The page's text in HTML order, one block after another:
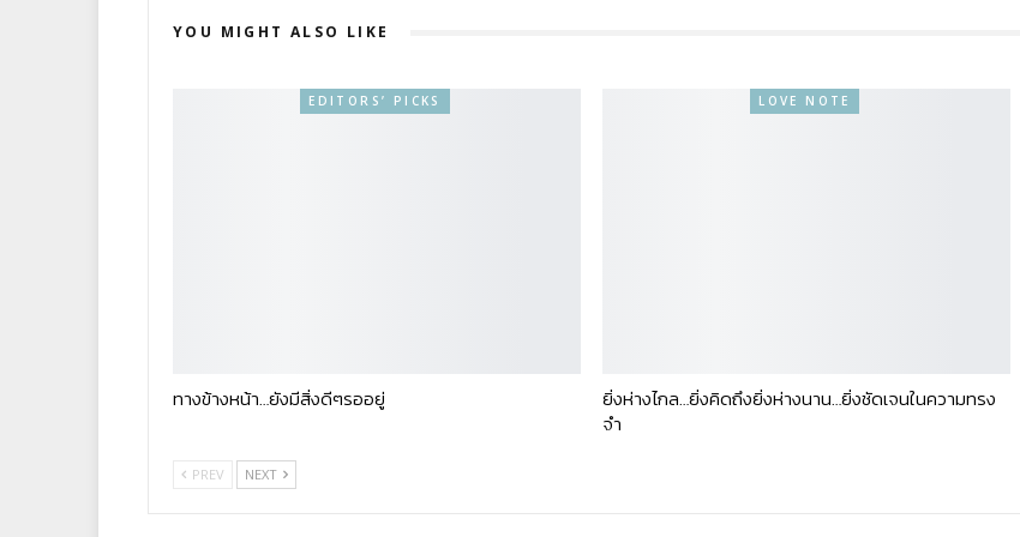
YOU MIGHT ALSO LIKE
EDITORS’ PICKS
ทางข้างหน้า…ยังมีสิ่งดีๆรออยู่
LOVE NOTE
ยิ่งห่างไกล…ยิ่งคิดถึงยิ่งห่างนาน…ยิ่งชัดเจนในความทรง
จำ
PREV NEXT